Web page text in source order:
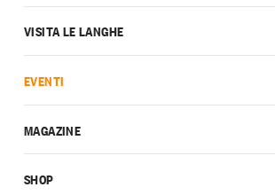
VISITA LE LANGHE
EVENTI
MAGAZINE
SHOP